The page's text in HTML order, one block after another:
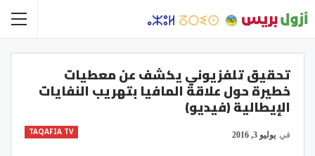
تحقيق تلفزيوني يكشف عن معطيات
خطيرة حول علاقة المافيا بتهريب النفايات
الإيطالية (فيديو)
TAQAFIA TV في يوليو 3, 2016